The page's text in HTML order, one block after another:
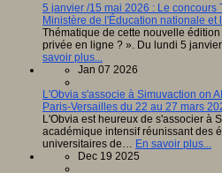
5 janvier /15 mai 2026 : Le concours
Ministère de l'Éducation nationale et
Thématique de cette nouvelle
privée en ligne ? ». Du lundi 5
savoir plus...
Jan 07 2026
L'Obvia s'associe à Simuvaction on
Paris-Versailles du 22 au 27 mars
L'Obvia est heureux de s'associer à
académique intensif réunissant des
universitaires de… En savoir plus...
Dec 19 2025